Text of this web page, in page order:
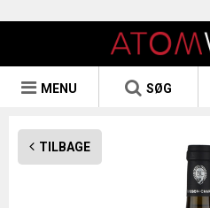
SØG
MENU
TILBAGE